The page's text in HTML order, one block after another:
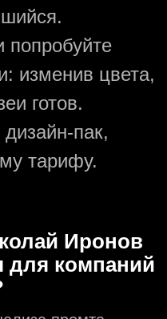
попробуйте
изменив цвета,
готов.
пак,
тарифу.
Иронов
для компаний